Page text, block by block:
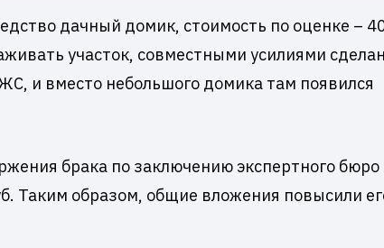
дачный домик, стоимость по оценке –
участок, совместными усилиями
и вместо небольшого домика там появился
брака по заключению экспертного бюро
Таким образом, общие вложения повысили